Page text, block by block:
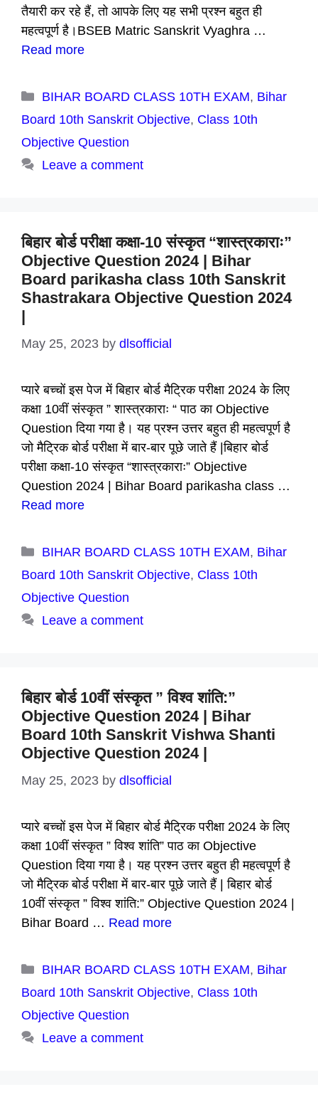
तैयारी कर रहे हैं, तो आपके लिए यह सभी प्रश्न बहुत ही
महत्वपूर्ण है।BSEB Matric Sanskrit Vyaghra …
Read more
Categories
BIHAR BOARD CLASS 10TH EXAM, Bihar
Board 10th Sanskrit Objective, Class 10th
Objective Question
Leave a comment
बिहार बोर्ड परीक्षा कक्षा-10 संस्कृत “शास्त्रकाराः”
Objective Question 2024 | Bihar
Board parikasha class 10th Sanskrit
Shastrakara Objective Question 2024
|
May 25, 2023 by dlsofficial
प्यारे बच्चों इस पेज में बिहार बोर्ड मैट्रिक परीक्षा 2024 के लिए
कक्षा 10वीं संस्कृत ” शास्त्रकाराः “ पाठ का Objective
Question दिया गया है। यह प्रश्न उत्तर बहुत ही महत्वपूर्ण है
जो मैट्रिक बोर्ड परीक्षा में बार-बार पूछे जाते हैं |बिहार बोर्ड
परीक्षा कक्षा-10 संस्कृत “शास्त्रकाराः” Objective
Question 2024 | Bihar Board parikasha class …
Read more
Categories
BIHAR BOARD CLASS 10TH EXAM, Bihar
Board 10th Sanskrit Objective, Class 10th
Objective Question
Leave a comment
बिहार बोर्ड 10वीं संस्कृत ” विश्व शांति:”
Objective Question 2024 | Bihar
Board 10th Sanskrit Vishwa Shanti
Objective Question 2024 |
May 25, 2023 by dlsofficial
प्यारे बच्चों इस पेज में बिहार बोर्ड मैट्रिक परीक्षा 2024 के लिए
कक्षा 10वीं संस्कृत ” विश्व शांति” पाठ का Objective
Question दिया गया है। यह प्रश्न उत्तर बहुत ही महत्वपूर्ण है
जो मैट्रिक बोर्ड परीक्षा में बार-बार पूछे जाते हैं | बिहार बोर्ड
10वीं संस्कृत ” विश्व शांति:” Objective Question 2024 |
Bihar Board … Read more
Categories
BIHAR BOARD CLASS 10TH EXAM, Bihar
Board 10th Sanskrit Objective, Class 10th
Objective Question
Leave a comment